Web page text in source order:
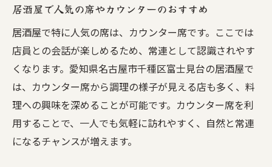
居酒屋で人気の席やカウンターのおすすめ
居酒屋で特に人気の席は、カウンター席です。ここでは
店員との会話が楽しめるため、常連として認識されやす
くなります。愛知県名古屋市千種区富士見台の居酒屋で
は、カウンター席から調理の様子が見える店も多く、料
理への興味を深めることが可能です。カウンター席を利
用することで、一人でも気軽に訪れやすく、自然と常連
になるチャンスが増えます。